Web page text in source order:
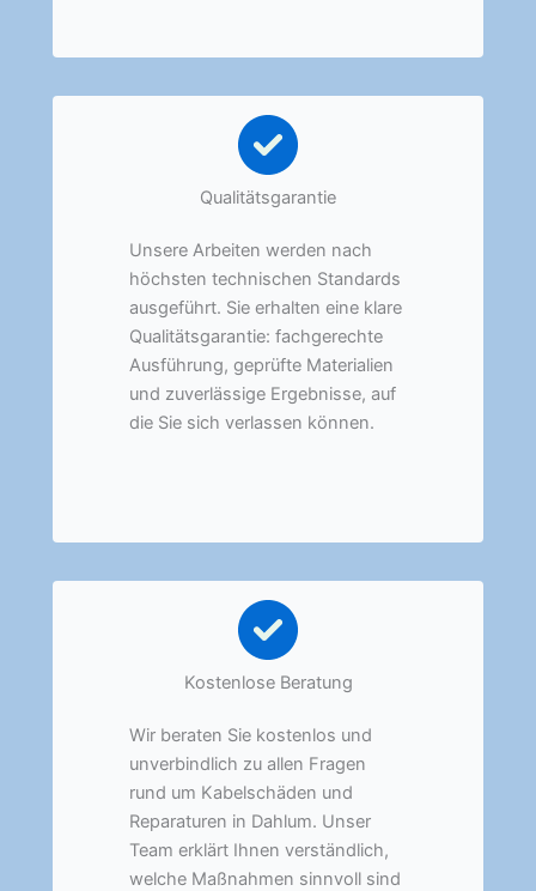
Qualitätsgarantie
Unsere Arbeiten werden nach
höchsten technischen Standards
ausgeführt. Sie erhalten eine klare
Qualitätsgarantie: fachgerechte
Ausführung, geprüfte Materialien
und zuverlässige Ergebnisse, auf
die Sie sich verlassen können.
Kostenlose Beratung
Wir beraten Sie kostenlos und
unverbindlich zu allen Fragen
rund um Kabelschäden und
Reparaturen in Dahlum. Unser
Team erklärt Ihnen verständlich,
welche Maßnahmen sinnvoll sind